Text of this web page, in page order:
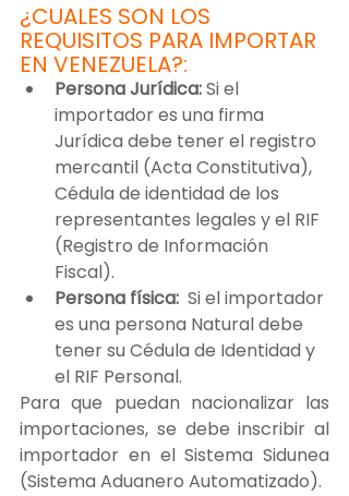
¿CUALES SON LOS
REQUISITOS PARA IMPORTAR
EN VENEZUELA?:
Persona Jurídica: Si el
importador es una firma
Jurídica debe tener el registro
mercantil (Acta Constitutiva),
Cédula de identidad de los
representantes legales y el RIF
(Registro de Información
Fiscal).
Persona física:
  Si el importador
es una persona Natural debe
tener su Cédula de Identidad y
el RIF Personal.
Para que puedan nacionalizar las
importaciones, se debe inscribir al
importador en el Sistema Sidunea
(Sistema Aduanero Automatizado).